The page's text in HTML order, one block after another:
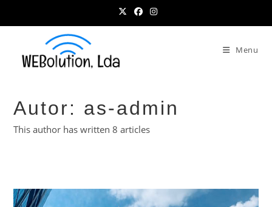
Menu
Autor: as-admin
This author has written 8 articles